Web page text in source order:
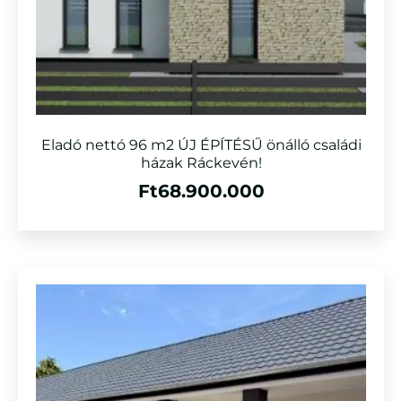
Eladó nettó 96 m2 ÚJ ÉPÍTÉSŰ önálló családi
házak Ráckevén!
Ft68.900.000